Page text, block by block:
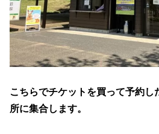
こちらでチケットを買って予約し
所に集合します。